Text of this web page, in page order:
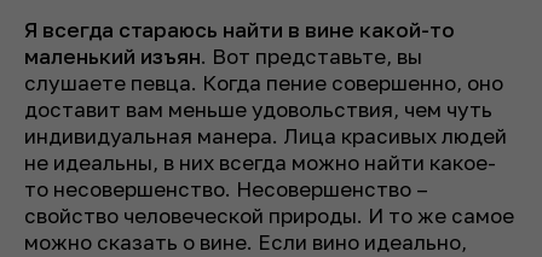
Я всегда стараюсь найти в вине какой-то
маленький изъян. Вот представьте, вы
слушаете певца. Когда пение совершенно, оно
доставит вам меньше удовольствия, чем чуть
индивидуальная манера. Лица красивых людей
не идеальны, в них всегда можно найти какое-
то несовершенство. Несовершенство –
свойство человеческой природы. И то же самое
можно сказать о вине. Если вино идеально,